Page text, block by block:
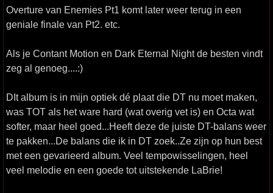
Overture van Enemies Pt1 komt later weer terug in een
geniale finale van Pt2. etc.
Als je Contant Motion en Dark Eternal Night de besten vindt
zeg al genoeg....:)
DIt album is in mijn optiek dé plaat die DT nu moet maken,
was TOT als het ware hard (wat overig vet is) en Octa wat
softer, maar heel goed...Heeft deze de juiste DT-balans weer
te pakken...De balans die ik in DT zoek..Ze zijn op hun best
met een gevarieerd album. Veel tempowisselingen, heel
veel melodie en een goede tot uitstekende LaBrie!